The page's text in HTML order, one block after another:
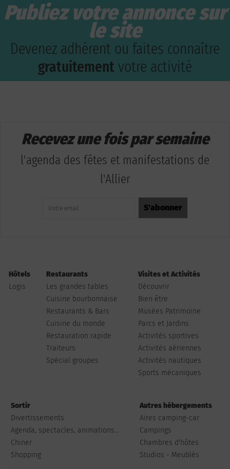
Publiez votre annonce sur
le site
Devenez adhérent ou faites connaître
gratuitement votre activité
Recevez une fois par semaine
l'agenda des fêtes et manifestations de
l'Allier
Hôtels
Logis
Restaurants
Les grandes tables
Cuisine bourbonnaise
Restaurants & Bars
Cuisine du monde
Restauration rapide
Traiteurs
Spécial groupes
Visites et Activités
Découvrir
Bien être
Musées Patrimoine
Parcs et Jardins
Activités sportives
Activités aériennes
Activités nautiques
Sports mécaniques
Sortir
Divertissements
Agenda, spectacles, animations...
Chiner
Shopping
Autres hébergements
Aires camping-car
Campings
Chambres d'hôtes
Studios - Meublés